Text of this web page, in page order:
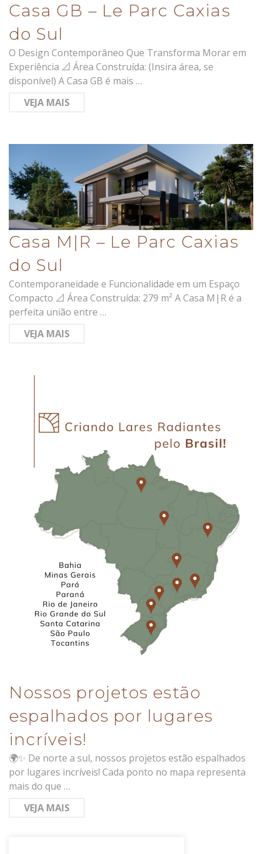
Casa GB – Le Parc Caxias
do Sul
O Design Contemporâneo Que Transforma Morar em
Experiência 📐 Área Construída: (Insira área, se
disponível) A Casa GB é mais …
VEJA MAIS
Casa M|R – Le Parc Caxias
do Sul
Contemporaneidade e Funcionalidade em um Espaço
Compacto 📐 Área Construída: 279 m² A Casa M|R é a
perfeita união entre …
VEJA MAIS
Nossos projetos estão
espalhados por lugares
incríveis!
🌍✨ De norte a sul, nossos projetos estão espalhados
por lugares incríveis! Cada ponto no mapa representa
mais do que …
VEJA MAIS